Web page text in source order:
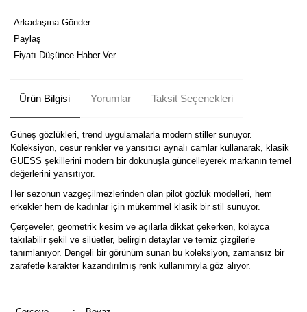
Arkadaşına Gönder
Paylaş
Fiyatı Düşünce Haber Ver
Ürün Bilgisi Yorumlar Taksit Seçenekleri
Güneş gözlükleri, trend uygulamalarla modern stiller sunuyor.
Koleksiyon, cesur renkler ve yansıtıcı aynalı camlar kullanarak, klasik
GUESS şekillerini modern bir dokunuşla güncelleyerek markanın temel
değerlerini yansıtıyor.
Her sezonun vazgeçilmezlerinden olan pilot gözlük modelleri, hem
erkekler hem de kadınlar için mükemmel klasik bir stil sunuyor.
Çerçeveler, geometrik kesim ve açılarla dikkat çekerken, kolayca
takılabilir şekil ve silüetler, belirgin detaylar ve temiz çizgilerle
tanımlanıyor. Dengeli bir görünüm sunan bu koleksiyon, zamansız bir
zarafetle karakter kazandırılmış renk kullanımıyla göz alıyor.